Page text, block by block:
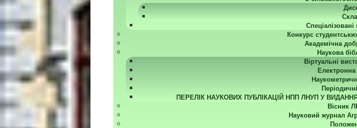
Конкурс
Академічна
Наукова
Віртуальні
Електронна
ПЕРЕЛІК НАУКОВИХ ПУБЛІКАЦІЙ НПП ЛНУП У
Вісник
Науковий журнал